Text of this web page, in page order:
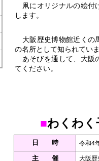
凧にオリジナルの絵付
します。
大阪歴史博物館近くの
の名所として知られてい
あそびを通して、大阪
てください。
■わくわく
日 時 令和4
主 催 大阪歴